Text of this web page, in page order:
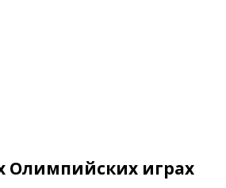
Олимпийских играх